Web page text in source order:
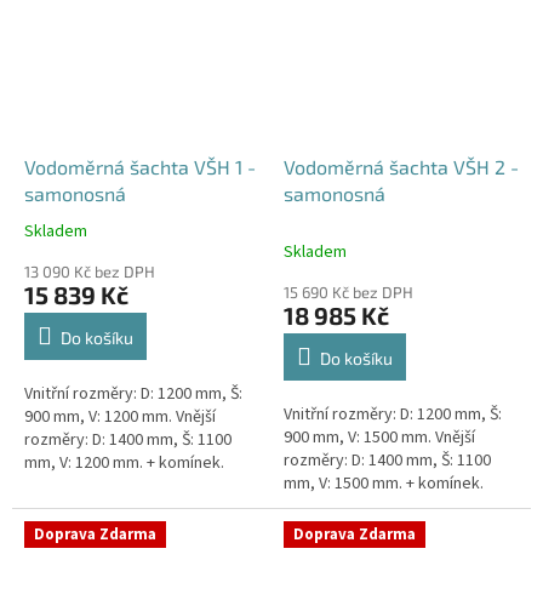
Vodoměrná šachta VŠH 1 -
samonosná
Průměrné
produktu
je
4,6
hvězdiček.
Skladem
13 090 Kč bez DPH
15 839 Kč
Do košíku
Vnitřní rozměry: D: 1200 mm, Š:
900 mm, V: 1200 mm. Vnější
rozměry: D: 1400 mm, Š: 1100
mm, V: 1200 mm. + komínek.
bez obetonováníStandardní...
Vodoměrná šachta VŠH 2 -
samonosná
Skladem
15 690 Kč bez DPH
18 985 Kč
Do košíku
Vnitřní rozměry: D: 1200 mm, Š:
900 mm, V: 1500 mm. Vnější
rozměry: D: 1400 mm, Š: 1100
mm, V: 1500 mm. + komínek.
Samonosná vodoměrná šachta -
bez obetonováníStandardní...
Doprava Zdarma Doprava Zdarma